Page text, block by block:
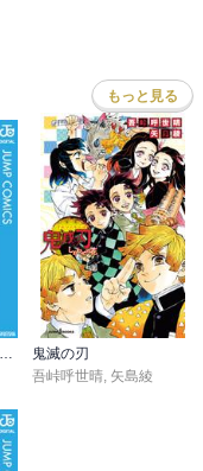
もっと見る
鬼滅の刃公式ファンブック 鬼殺隊見聞録
鬼滅の刃
吾峠呼世晴, 矢島綾